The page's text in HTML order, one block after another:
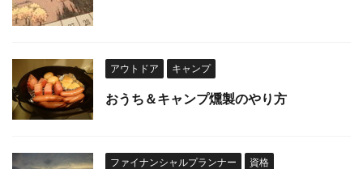
アウトドア キャンプ
おうち＆キャンプ燻製のやり方
ファイナンシャルプランナー 資格